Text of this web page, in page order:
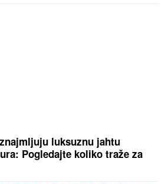
luksuznu jahtu
Pogledajte koliko traže za